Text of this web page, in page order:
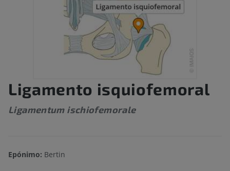
Ligamento isquiofemoral
Ligamentum ischiofemorale
Epónimo: Bertin